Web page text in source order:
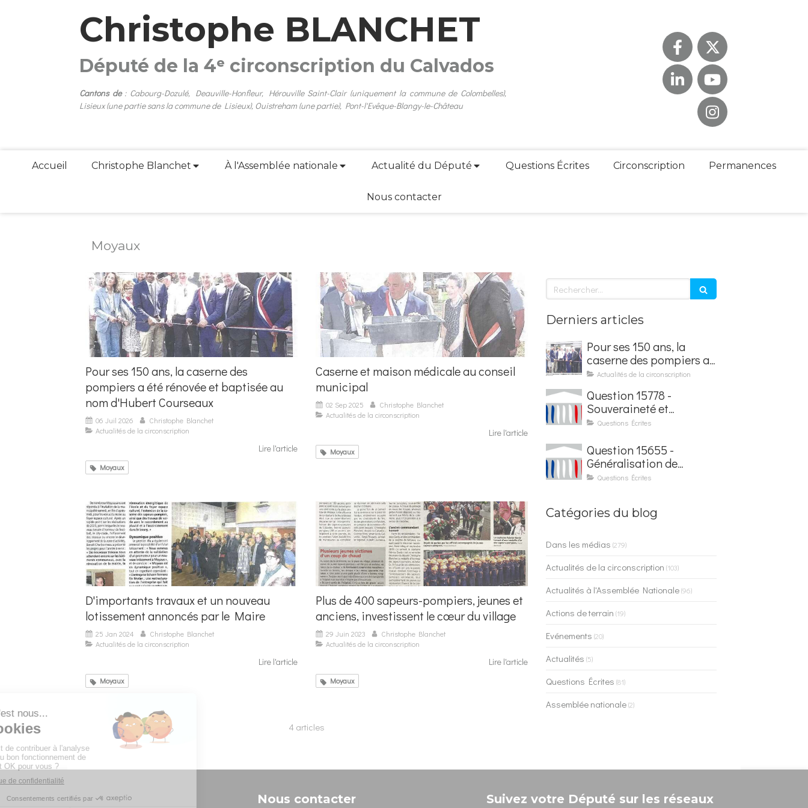
Christophe BLANCHET
Député de la 4ᵉ circonscription du Calvados
Cantons de : Cabourg-Dozulé, Deauville-Honfleur, Hérouville Saint-Clair (uniquement la commune de Colombelles),
Lisieux (une partie sans la commune de Lisieux), Ouistreham (une partie), Pont-l'Evêque-Blangy-le-Château
Accueil Christophe Blanchet À l'Assemblée nationale Actualité du Député Questions Écrites Circonscription Permanences
Nous contacter
Moyaux
Pour ses 150 ans, la caserne des
pompiers a été rénovée et baptisée au
nom d'Hubert Courseaux
06 Juil 2026
Christophe Blanchet
Actualités de la circonscription
Lire l'article
Moyaux
Caserne et maison médicale au conseil
municipal
02 Sep 2025
Christophe Blanchet
Actualités de la circonscription
Lire l'article
Moyaux
D'importants travaux et un nouveau
lotissement annoncés par le Maire
25 Jan 2024
Christophe Blanchet
Actualités de la circonscription
Lire l'article
Moyaux
Plus de 400 sapeurs-pompiers, jeunes et
anciens, investissent le cœur du village
29 Juin 2023
Christophe Blanchet
Actualités de la circonscription
Lire l'article
Moyaux
4 articles
Rechercher
Derniers articles
Pour ses 150 ans, la
caserne des pompiers a
été rénovée et baptisée
Courseaux
Actualités de la circonscription
Question 15778 -
Souveraineté et
sécurisation de la
Questions Écrites
Question 15655 -
Généralisation de
l'application France
Questions Écrites
Catégories du blog
Dans les médias (279)
Actualités de la circonscription (103)
Actualités à l'Assemblée Nationale(96)
Actions de terrain (19)
Evénements (20)
Actualités (5)
Questions Écrites (81)
Assemblée nationale(2)
Nous contacter Suivez votre Député sur les réseaux